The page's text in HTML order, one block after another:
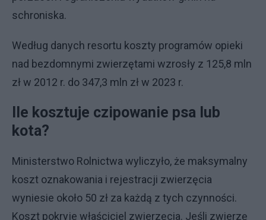
schroniska.
Według danych resortu koszty programów opieki
nad bezdomnymi zwierzętami wzrosły z 125,8 mln
zł w 2012 r. do 347,3 mln zł w 2023 r.
Ile kosztuje czipowanie psa lub
kota?
Ministerstwo Rolnictwa wyliczyło, że maksymalny
koszt oznakowania i rejestracji zwierzęcia
wyniesie około 50 zł za każdą z tych czynności.
Koszt pokryje właściciel zwierzęcia. Jeśli zwierzę